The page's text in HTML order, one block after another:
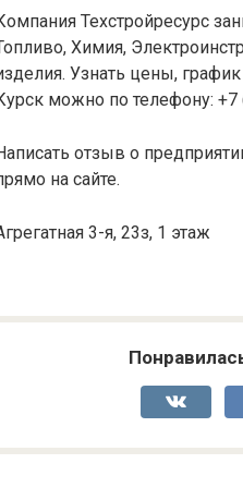
Техстройресурс
Химия,
Узнать цены,
можно по телефону: +7
отзыв о
на сайте.
3-я, 23з, 1 этаж